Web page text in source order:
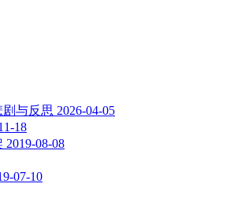
剧与反思 2026-04-05
18
2019-08-08
07-10